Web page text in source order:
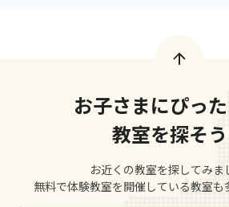
お子さまにぴっ
教室を探そう
お近くの教室を探してみま
無料で体験教室を開催している教室も